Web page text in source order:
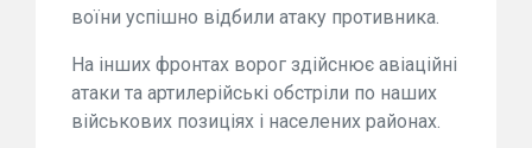
воїни успішно відбили атаку противника.
На інших фронтах ворог здійснює авіаційні
атаки та артилерійські обстріли по наших
військових позиціях і населених районах.